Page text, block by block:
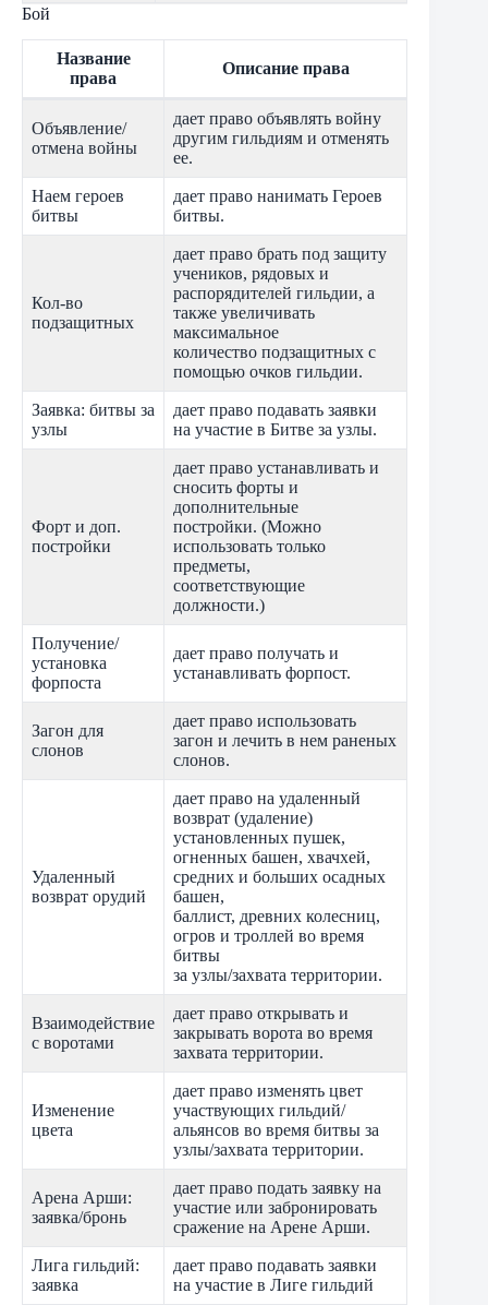
Бой
Название
права
Описание права
Объявление/
отмена войны
дает право объявлять войну
другим гильдиям и отменять
ее.
Наeм героев
битвы
дает право нанимать Героев
битвы.
Кол-во
подзащитных
дает право брать под защиту
учеников, рядовых и
распорядителей гильдии, а
также увеличивать
максимальное
количество подзащитных с
помощью очков гильдии.
Заявка: битвы за
узлы
дает право подавать заявки
на участие в Битве за узлы.
Форт и доп.
постройки
дает право устанавливать и
сносить форты и
дополнительные
постройки. (Можно
использовать только
предметы,
соответствующие
должности.)
Получение/
установка
форпоста
дает право получать и
устанавливать форпост.
Загон для
слонов
дает право использовать
загон и лечить в нем раненых
слонов.
Удаленный
возврат орудий
дает право на удаленный
возврат (удаление)
установленных пушек,
огненных башен, хвачхей,
средних и больших осадных
башен,
баллист, древних колесниц,
огров и троллей во время
битвы
за узлы/захвата территории.
Взаимодействие
с воротами
дает право открывать и
закрывать ворота во время
захвата территории.
Изменение
цвета
дает право изменять цвет
участвующих гильдий/
альянсов во время битвы за
узлы/захвата территории.
Арена Арши:
заявка/бронь
дает право подать заявку на
участие или забронировать
сражение на Арене Арши.
Лига гильдий:
заявка
дает право подавать заявки
на участие в Лиге гильдий